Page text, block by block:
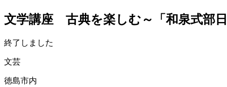
文学講座 古典を楽しむ～「和泉式部日
終了しました
文芸
徳島市内